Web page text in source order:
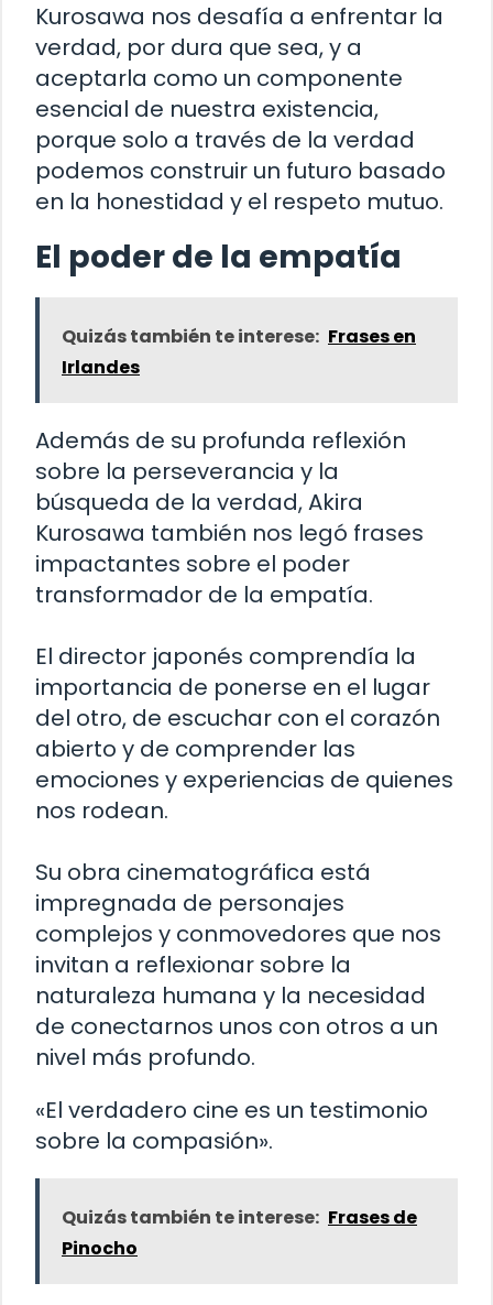
Kurosawa nos desafía a enfrentar la
verdad, por dura que sea, y a
aceptarla como un componente
esencial de nuestra existencia,
porque solo a través de la verdad
podemos construir un futuro basado
en la honestidad y el respeto mutuo.
El poder de la empatía
Quizás también te interese: Frases en
Irlandes
Además de su profunda reflexión
sobre la perseverancia y la
búsqueda de la verdad, Akira
Kurosawa también nos legó frases
impactantes sobre el poder
transformador de la empatía.
El director japonés comprendía la
importancia de ponerse en el lugar
del otro, de escuchar con el corazón
abierto y de comprender las
emociones y experiencias de quienes
nos rodean.
Su obra cinematográfica está
impregnada de personajes
complejos y conmovedores que nos
invitan a reflexionar sobre la
naturaleza humana y la necesidad
de conectarnos unos con otros a un
nivel más profundo.
«El verdadero cine es un testimonio
sobre la compasión».
Quizás también te interese: Frases de
Pinocho